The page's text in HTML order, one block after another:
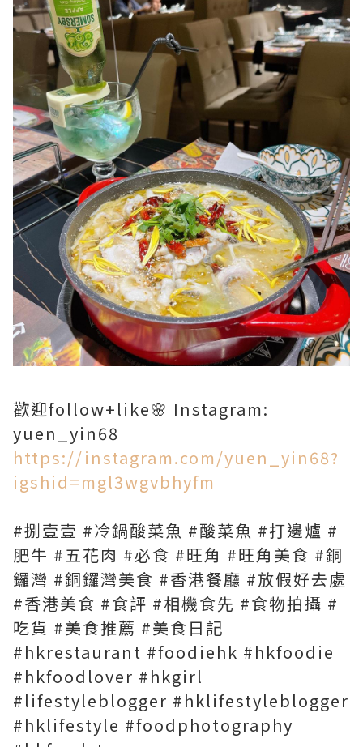
歡迎follow+like🌸 Instagram:
yuen_yin68
https://instagram.com/yuen_yin68?
igshid=mgl3wgvbhyfm
#捌壹壹 #冷鍋酸菜魚 #酸菜魚 #打邊爐 #
肥牛 #五花肉 #必食 #旺角 #旺角美食 #銅
鑼灣 #銅鑼灣美食 #香港餐廳 #放假好去處
#香港美食 #食評 #相機食先 #食物拍攝 #
吃貨 #美食推薦 #美食日記
#hkrestaurant #foodiehk #hkfoodie
#hkfoodlover #hkgirl
#lifestyleblogger #hklifestyleblogger
#hklifestyle #foodphotography